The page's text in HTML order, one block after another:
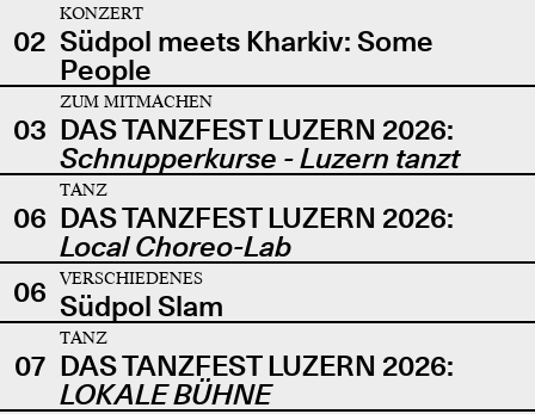
02
KONZERT
Südpol meets Kharkiv: Some
People
03
ZUM MITMACHEN
DAS TANZFEST LUZERN 2026:
Schnupperkurse - Luzern tanzt
06
TANZ
DAS TANZFEST LUZERN 2026:
Local Choreo-Lab
06
VERSCHIEDENES
Südpol Slam
07
TANZ
DAS TANZFEST LUZERN 2026:
LOKALE BÜHNE